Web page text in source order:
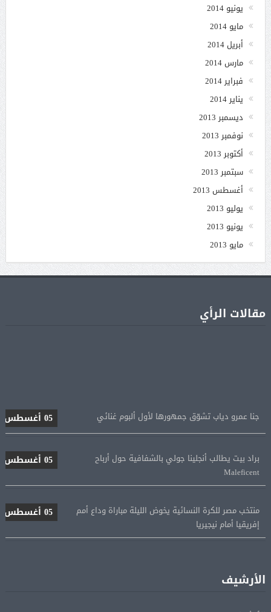
يونيو 2014
مايو 2014
أبريل 2014
مارس 2014
فبراير 2014
يناير 2014
ديسمبر 2013
نوفمبر 2013
أكتوبر 2013
سبتمبر 2013
أغسطس 2013
يوليو 2013
يونيو 2013
مايو 2013
مقالات الرأي
05 أغسطس
براد بيت يطالب أنجلينا جولي بالشفافية حول أرباح
05 أغسطس
منتخب مصر للكرة النسائية يخوض الليلة مباراة وداع أمم
05 أغسطس
استقبال جماهيرى حاشد لمحمد صلاح لدى وصوله إلى تركيا
الأرشيف